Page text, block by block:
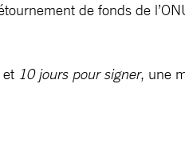
de fonds de
10 jours pour signer, une